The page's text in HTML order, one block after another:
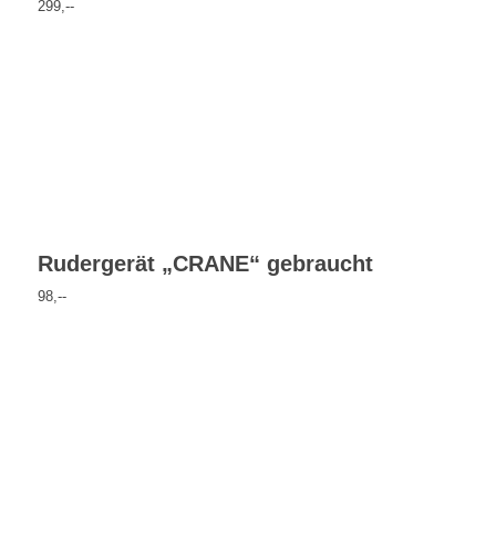
299,--
Rudergerät „CRANE“ gebraucht
98,--